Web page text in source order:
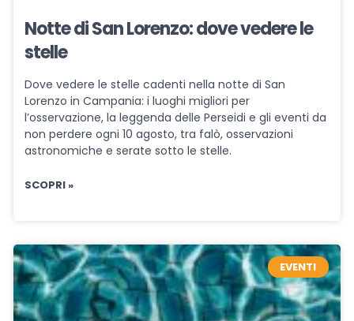
Notte di San Lorenzo: dove vedere le
stelle
Dove vedere le stelle cadenti nella notte di San
Lorenzo in Campania: i luoghi migliori per
l’osservazione, la leggenda delle Perseidi e gli eventi da
non perdere ogni 10 agosto, tra falò, osservazioni
astronomiche e serate sotto le stelle.
SCOPRI »
EVENTI